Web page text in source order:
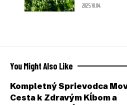
2025.10.04.
You Might Also Like
Kompletný Sprievodca
Cesta k Zdravým Kĺbom a